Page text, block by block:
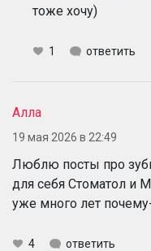
тоже хочу)
1 ответить
Алла
19 мая 2026 в 22:49
Люблю посты про
для себя Стоматол и
уже много лет
4 ответить